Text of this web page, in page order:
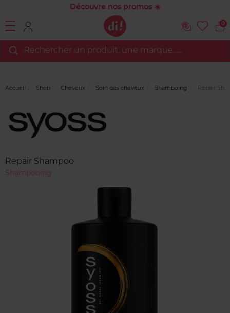
Découvre nos promos ☀️
0
Rechercher un produit, une marque…...
Accueil Shop Cheveux Soin des cheveux Shampoing Repair
Repair Shampoo
Shampooing